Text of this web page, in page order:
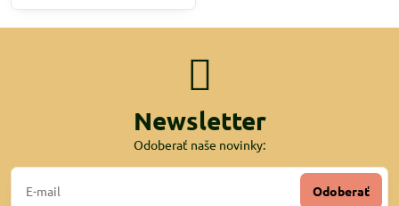
Newsletter
Odoberať naše novinky:
Odoberať